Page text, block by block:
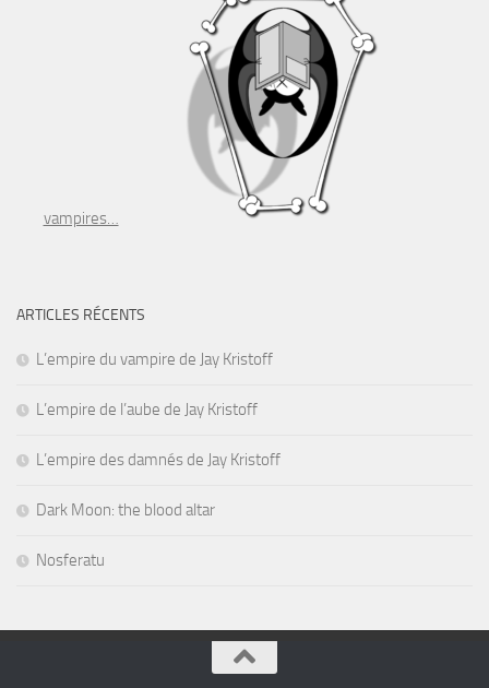
vampires…
ARTICLES RÉCENTS
L’empire du vampire de Jay Kristoff
L’empire de l’aube de Jay Kristoff
L’empire des damnés de Jay Kristoff
Dark Moon: the blood altar
Nosferatu